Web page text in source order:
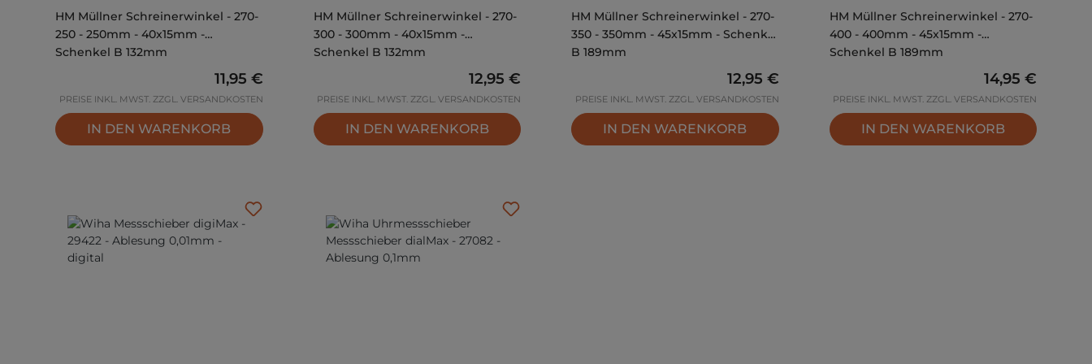
HM Müllner Schreinerwinkel - 270-
250 - 250mm - 40x15mm -
Schenkel B 132mm
Regulärer Preis:
11,95 €
PREISE INKL. MWST. ZZGL. VERSANDKOSTEN
IN DEN WARENKORB
HM Müllner Schreinerwinkel - 270-
300 - 300mm - 40x15mm -
Schenkel B 132mm
Regulärer Preis:
12,95 €
PREISE INKL. MWST. ZZGL. VERSANDKOSTEN
IN DEN WARENKORB
HM Müllner Schreinerwinkel - 270-
350 - 350mm - 45x15mm - Schenkel
B 189mm
Regulärer Preis:
12,95 €
PREISE INKL. MWST. ZZGL. VERSANDKOSTEN
IN DEN WARENKORB
HM Müllner Schreinerwinkel - 270-
400 - 400mm - 45x15mm -
Schenkel B 189mm
Regulärer
14,95 €
PREISE INKL. MWST. ZZGL. VERSANDKOSTEN
IN DEN WARENKORB